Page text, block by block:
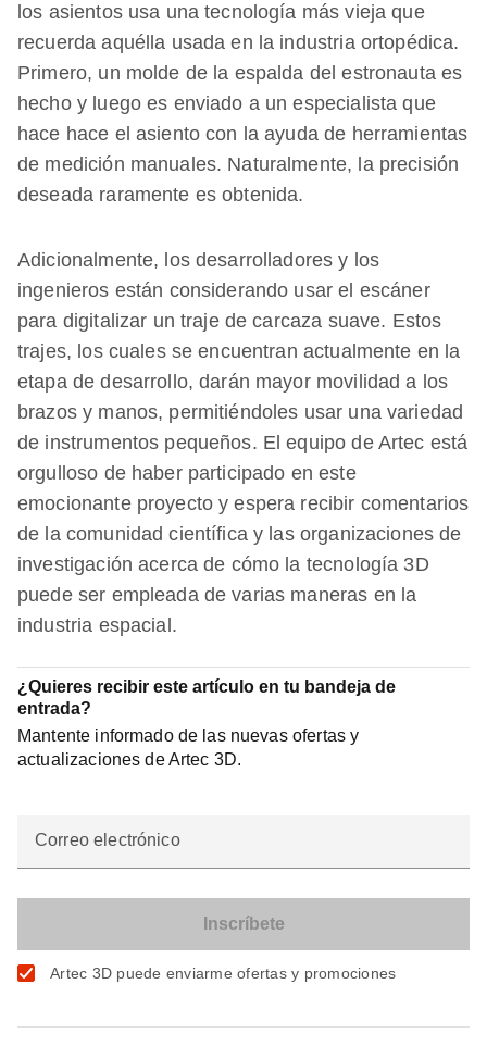
los asientos usa una tecnología más vieja que
recuerda aquélla usada en la industria ortopédica.
Primero, un molde de la espalda del estronauta es
hecho y luego es enviado a un especialista que
hace hace el asiento con la ayuda de herramientas
de medición manuales. Naturalmente, la precisión
deseada raramente es obtenida.
Adicionalmente, los desarrolladores y los
ingenieros están considerando usar el escáner
para digitalizar un traje de carcaza suave. Estos
trajes, los cuales se encuentran actualmente en la
etapa de desarrollo, darán mayor movilidad a los
brazos y manos, permitiéndoles usar una variedad
de instrumentos pequeños. El equipo de Artec está
orgulloso de haber participado en este
emocionante proyecto y espera recibir comentarios
de la comunidad científica y las organizaciones de
investigación acerca de cómo la tecnología 3D
puede ser empleada de varias maneras en la
industria espacial.
¿Quieres recibir este artículo en tu bandeja de
entrada?
Mantente informado de las nuevas ofertas y
actualizaciones de Artec 3D.
Correo electrónico
Artec 3D puede enviarme ofertas y promociones